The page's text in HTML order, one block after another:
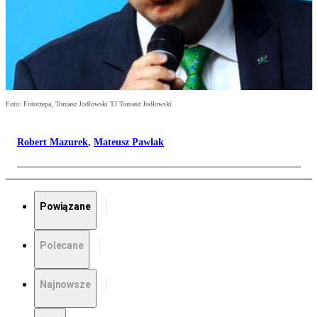
Foto: Fotorzepa, Tomasz Jodłowski TJ Tomasz Jodłowski
Robert Mazurek, Mateusz Pawlak
Powiązane
Polecane
Najnowsze